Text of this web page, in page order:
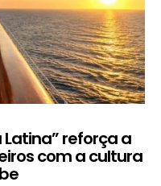
reforça a
com a cultura